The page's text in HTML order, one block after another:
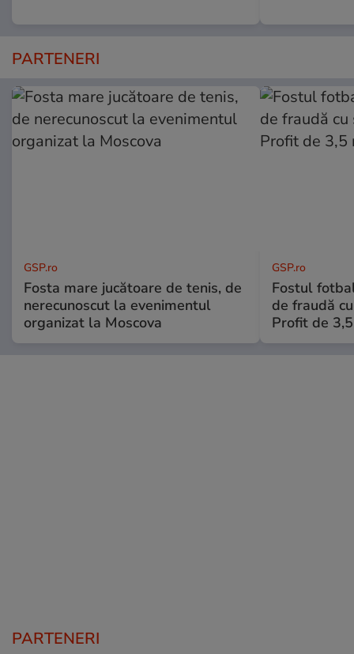
PARTENERI
GSP.ro
Fosta mare jucătoare de tenis, de
nerecunoscut la evenimentul
organizat la Moscova
GSP.ro
Fostul
de fraudă
Profit de
PARTENERI